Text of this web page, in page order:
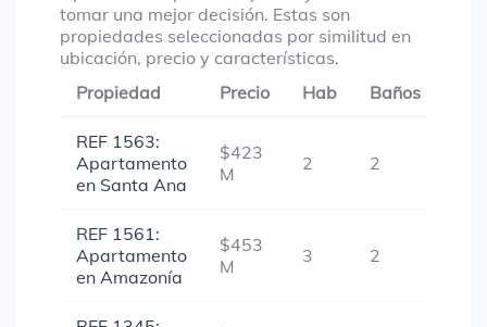
tomar una mejor decisión. Estas son
propiedades seleccionadas por similitud en
ubicación, precio y características.
Propiedad
Precio Hab Baños
REF 1563:
Apartamento
en Santa Ana
$423
M
2 2
REF 1561:
Apartamento
en Amazonía
$453
M
3 2